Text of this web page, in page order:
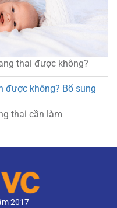
thai được không?
thai cần làm
2017